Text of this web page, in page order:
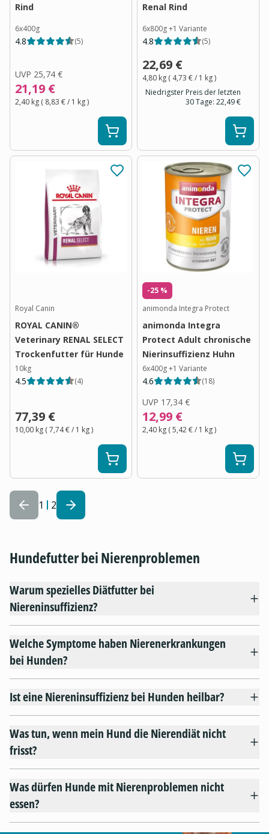
Rind
6x400g
4.8 (5)
UVP 25,74 €
21,19 €
2,40 kg ( 8,83 €/ 1 kg)
Renal Rind
6x800g+1 Variante
4.8 (5)
22,69 €
4,80 kg ( 4,73 €/ 1 kg)
Niedrigster Preis der letzten
30 Tage: 22,49 €
Royal Canin
ROYAL CANIN®
Veterinary RENAL SELECT
Trockenfutter für Hunde
10kg
4.5 (4)
77,39 €
10,00 kg (7,74 €/ 1 kg)
-25 %
animonda Integra Protect
animonda Integra
Protect Adult chronische
Nierinsuffizienz Huhn
6x400g+1 Variante
4.6 (18)
UVP 17,34 €
12,99 €
2,40 kg (5,42 €/ 1 kg)
1 2
Hundefutter bei Nierenproblemen
Warum spezielles Diätfutter bei
Niereninsuffizienz?
Welche Symptome haben Nierenerkrankungen
bei Hunden?
Ist eine Niereninsuffizienz bei Hunden heilbar?
Was tun, wenn mein Hund die Nierendiät nicht
frisst?
Was dürfen Hunde mit Nierenproblemen nicht
essen?